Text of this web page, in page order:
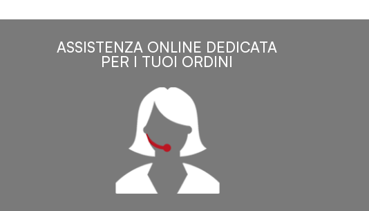
ASSISTENZA ONLINE DEDICATA
PER I TUOI ORDINI